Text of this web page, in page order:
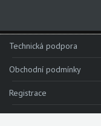
Technická podpora
Obchodní podmínky
Registrace
Reklamace